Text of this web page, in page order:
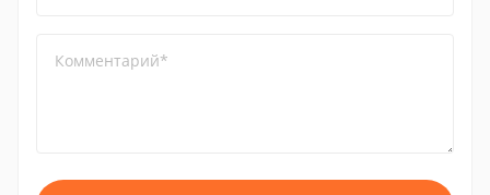
Комментарий*